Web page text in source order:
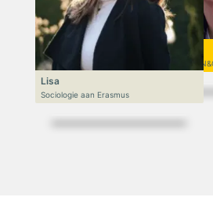
Niek
VWO 6, N&T/
Lisa
Sociologie aan Erasmus